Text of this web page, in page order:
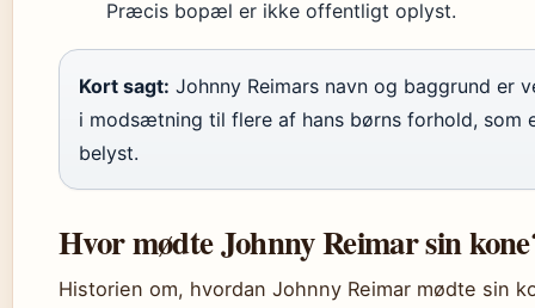
Præcis bopæl er ikke offentligt oplyst.
Kort sagt: Johnny Reimars navn og baggrund er
i modsætning til flere af hans børns forhold, som
belyst.
Hvor mødte Johnny Reimar sin
Historien om, hvordan Johnny Reimar mødte sin